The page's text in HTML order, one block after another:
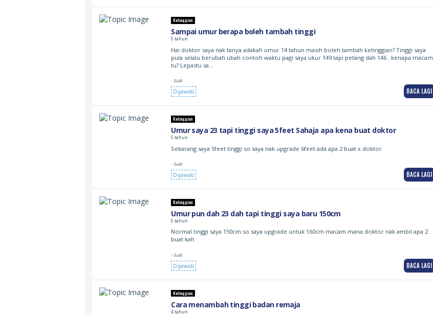
Ketinggian
Sampai umur berapa boleh tambah tinggi
5 tahun
Hai doktor saya nak tanya adakah umur 14 tahun masih boleh tambah ketinggian? Tinggi saya
pula selalu berubah ubah contoh waktu pagi saya ukur 149 tapi petang dah 146…kenapa macam
tu? Lepastu sa…
- Sulit
Dijawab BACA LAGI
Ketinggian
Umur saya 23 tapi tinggi saya 5feet Sahaja apa kena buat doktor
5 tahun
Sekarang saya 5feet tinggi so saya nak upgrade 6feet ada apa 2 buat x doktor
- Sulit
Dijawab BACA LAGI
Ketinggian
Umur pun dah 23 dah tapi tinggi saya baru 150cm
5 tahun
Normal tinggi saya 150cm so saya upgrade untuk 160cm macam mana doktor nak ambil apa 2
buat kah
- Sulit
Dijawab BACA LAGI
Ketinggian
Cara menambah tinggi badan remaja
4 tahun